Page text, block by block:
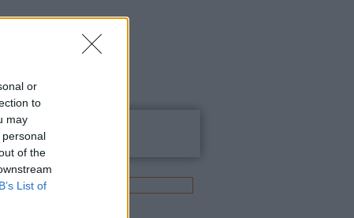
or
to
may
of the
List of
Keresés